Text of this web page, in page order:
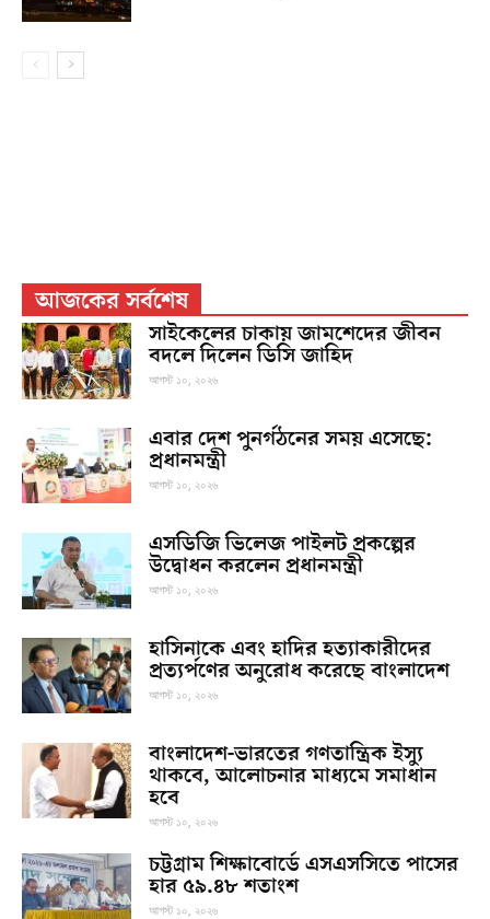
আজকের সর্বশেষ
সাইকেলের চাকায় জামশেদের জীবন
বদলে দিলেন ডিসি জাহিদ
আগস্ট ১০, ২০২৬
এবার দেশ পুনর্গঠনের সময় এসেছে:
প্রধানমন্ত্রী
আগস্ট ১০, ২০২৬
এসডিজি ভিলেজ পাইলট প্রকল্পের
উদ্বোধন করলেন প্রধানমন্ত্রী
আগস্ট ১০, ২০২৬
হাসিনাকে এবং হা‌দির হত্যাকারীদের
প্রত্যর্পণের অনুরোধ করেছে বাংলাদেশ
আগস্ট ১০, ২০২৬
বাংলাদেশ-ভারতের গণতান্ত্রিক ইস্যু
থাকবে, আলোচনার মাধ্যমে সমাধান
হবে
আগস্ট ১০, ২০২৬
চট্টগ্রাম শিক্ষাবোর্ডে এসএসসিতে পাসের
হার ৫৯.৪৮ শতাংশ
আগস্ট ১০, ২০২৬